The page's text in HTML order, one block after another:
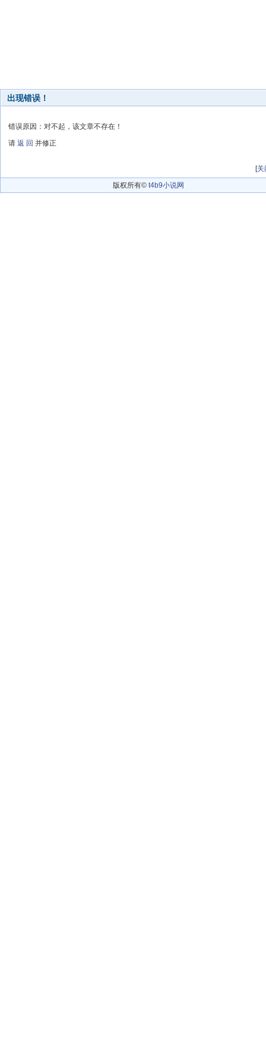
出现错误！
错误原因：对不起，该文章不存在！
请 返 回 并修正
[关
版权所有© t4b9小说网